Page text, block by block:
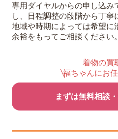
専用ダイヤルからの申し込み
し、日程調整の段階から丁寧
地域や時期によっては希望に
余裕をもってご相談ください。
着物の買
福ちゃんにお
まずは無料相談